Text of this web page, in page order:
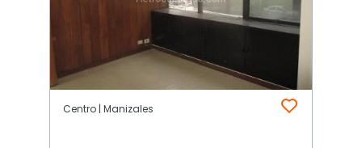
Centro | Manizales